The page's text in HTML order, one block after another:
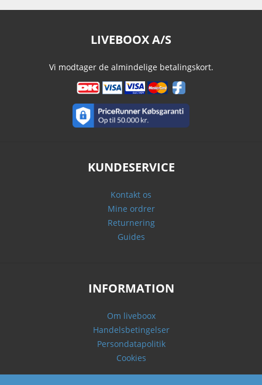
LIVEBOOX A/S
Vi modtager de almindelige betalingskort.
KUNDESERVICE
Kontakt os
Mine ordrer
Returnering
Guides
INFORMATION
Om liveboox
Handelsbetingelser
Persondatapolitik
Cookies